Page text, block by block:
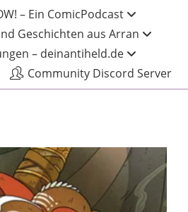
– Ein ComicPodcast
Geschichten aus Arran
– deinantiheld.de
Community Discord Server